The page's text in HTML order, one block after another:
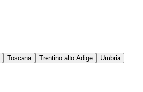
Toscana Trentino alto Adige
Umbria